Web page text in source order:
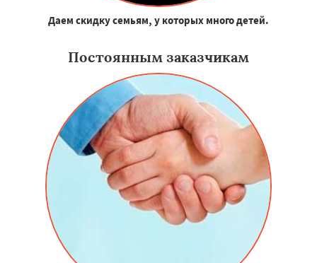
Даем скидку семьям, у которых много детей.
Постоянным заказчикам